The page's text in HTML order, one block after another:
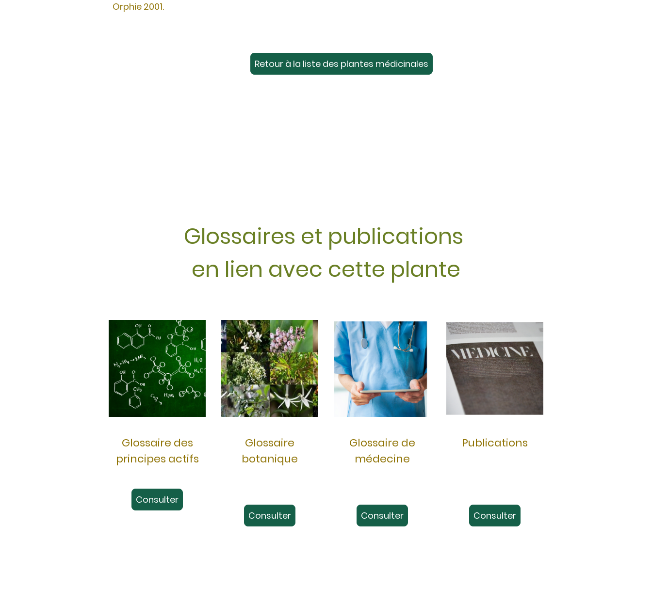
Orphie 2001.
Retour à la liste des plantes médicinales
Glossaires et publications
en lien avec cette plante
Glossaire des
principes actifs
Consulter
Glossaire
botanique
Consulter
Glossaire de
médecine
Consulter
Publications
Consulter